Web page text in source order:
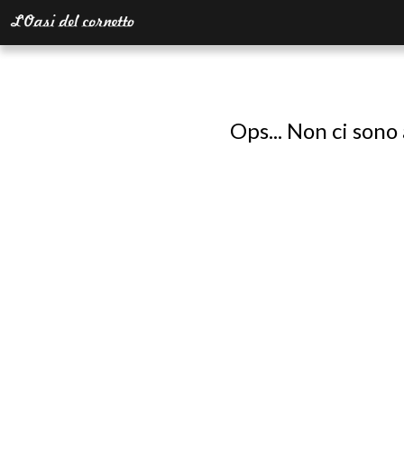
Ops... Non ci